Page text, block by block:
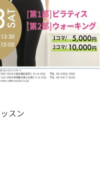
合わせ
スン